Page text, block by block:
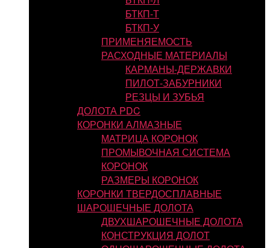
БТКП-Т
БТКП-У
ПРИМЕНЯЕМОСТЬ
РАСХОДНЫЕ МАТЕРИАЛЫ
КАРМАНЫ-ДЕРЖАВКИ
ПИЛОТ-ЗАБУРНИКИ
РЕЗЦЫ И ЗУБЬЯ
ДОЛОТА PDC
КОРОНКИ АЛМАЗНЫЕ
МАТРИЦА КОРОНОК
ПРОМЫВОЧНАЯ СИСТЕМА
КОРОНОК
РАЗМЕРЫ КОРОНОК
КОРОНКИ ТВЕРДОСПЛАВНЫЕ
ШАРОШЕЧНЫЕ ДОЛОТА
ДВУХШАРОШЕЧНЫЕ ДОЛОТА
КОНСТРУКЦИЯ ДОЛОТ